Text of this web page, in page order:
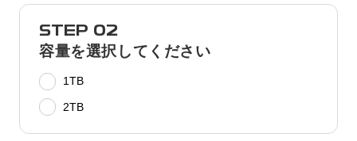
STEP 02
容量を選択してください
1TB
2TB